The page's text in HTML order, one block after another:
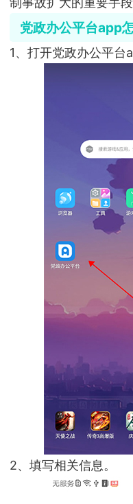
党政办公平台app
1、打开党政办公平台
2、填写相关信息。